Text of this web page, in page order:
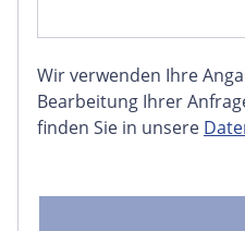
Wir verwenden Ihre
Bearbeitung Ihrer
finden Sie in unsere